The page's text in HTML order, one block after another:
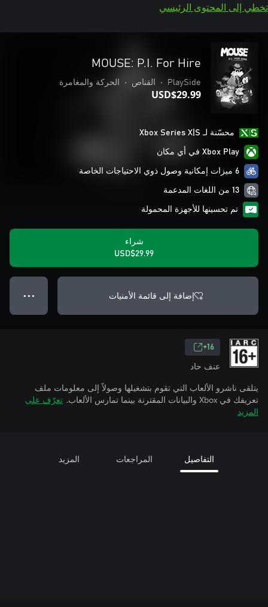
تخطي إلى المحتوى الرئيسي
MOUSE: P.I. For Hire
PlaySide
• القناص • الحركة والمغامرة
USD$29.99
محسّنة لـ Xbox Series X|S
Xbox Play في أي مكان
6 ميزات إمكانية وصول ذوي الاحتياجات الخاصة
13 من اللغات المدعمة
تم تحسينها للأجهزة المحمولة
شراء
USD$29.99
إضافة إلى قائمة الأمنيات ● ● ●
16+
عنف حاد
يتلقى ناشرو الألعاب التي تقوم بتشغيلها وصولاً إلى معلومات ملف
تعريفك في Xbox والبيانات المقترنة بينما تمارس الألعاب.
تعرّف على
المزيد
التفاصيل المراجعات المزيد